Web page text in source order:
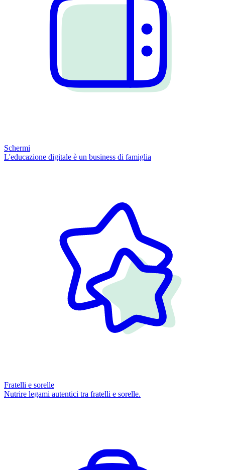
Schermi
L'educazione digitale è un business di famiglia
Fratelli e sorelle
Nutrire legami autentici tra fratelli e sorelle.